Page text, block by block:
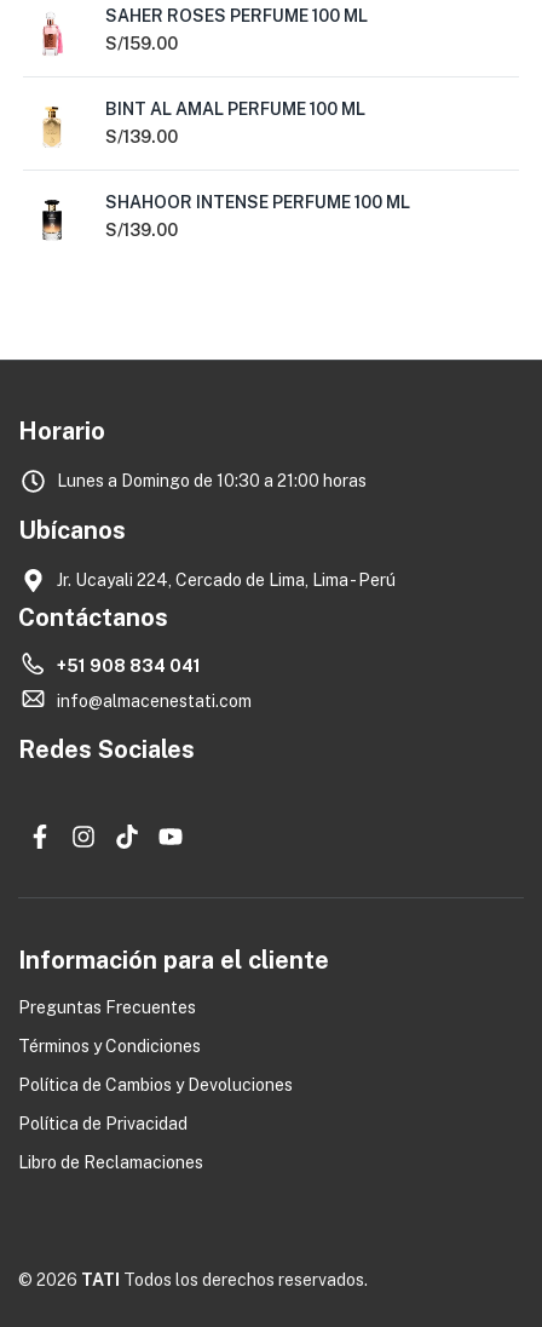
SAHER ROSES PERFUME 100 ML
S/159.00
BINT AL AMAL PERFUME 100 ML
S/139.00
SHAHOOR INTENSE PERFUME 100 ML
S/139.00
Horario
Lunes a Domingo de 10:30 a 21:00 horas
Ubícanos
Jr. Ucayali 224, Cercado de Lima, Lima - Perú
Contáctanos
+51 908 834 041
info@almacenestati.com
Redes Sociales
Información para el cliente
Preguntas Frecuentes
Términos y Condiciones
Política de Cambios y Devoluciones
Política de Privacidad
Libro de Reclamaciones
© 2026 TATI Todos los derechos reservados.